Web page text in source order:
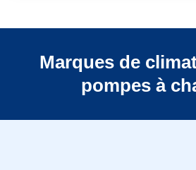
Marques de
pompes à